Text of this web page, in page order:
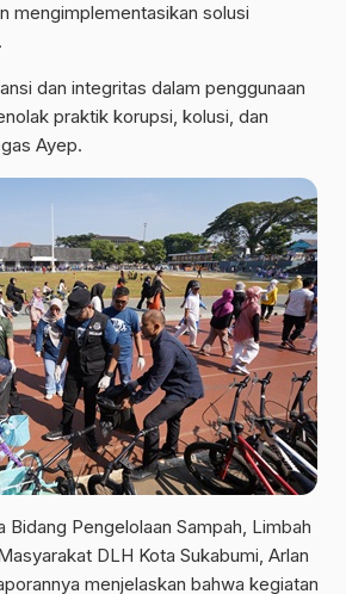
mengimplementasikan solusi
dan integritas dalam penggunaan
praktik korupsi, kolusi, dan
Ayep.
Bidang Pengelolaan Sampah, Limbah
DLH Kota Sukabumi, Arlan
menjelaskan bahwa kegiatan